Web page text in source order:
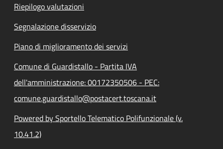
Riepilogo valutazioni
Segnalazione disservizio
Piano di miglioramento dei servizi
Comune di Guardistallo - Partita IVA
dell'amministrazione: 00172350506 - PEC:
comune.guardistallo@postacert.toscana.it
Powered by Sportello Telematico Polifunzionale (v.
10.41.2)